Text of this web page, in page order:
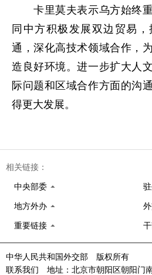
卡里莫夫表示乌方始终重
同中方积极发展双边贸易
通，深化高技术领域合作，
造良好环境。进一步扩大人
际问题和区域合作方面的沟
得更大发展。
相关链接：
中央部委
地方外办
重要链接
中华人民共和国外交部 版权所有
联系我们 地址：北京市朝阳区朝阳